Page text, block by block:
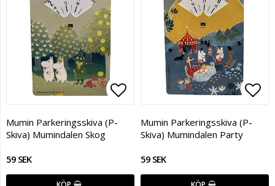
Lägg till i favoritlistan
Mumin Parkeringsskiva (P-
Skiva) Mumindalen Skog
59 SEK
Mumin Parkeringsskiva (P-
Skiva) Mumindalen Party
59 SEK